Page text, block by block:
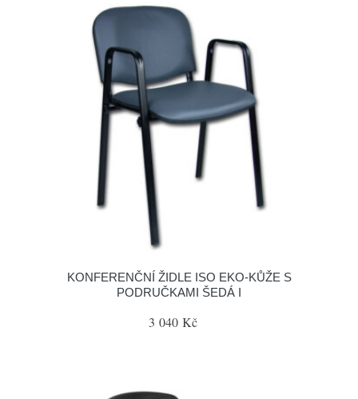
KONFERENČNÍ ŽIDLE ISO EKO-KŮŽE S
PODRUČKAMI ŠEDÁ I
3 040 Kč